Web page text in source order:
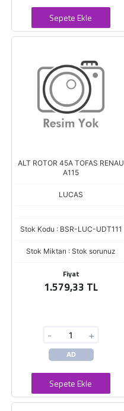
Sepete Ekle
ALT ROTOR 45A TOFAS RENAU
A115
LUCAS
Stok Kodu : BSR-LUC-UDT111
Stok Miktarı : Stok sorunuz
Fiyat
1.579,33 TL
- +
AD
Sepete Ekle